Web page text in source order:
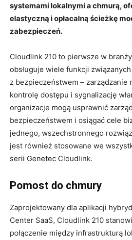
systemami lokalnymi a chmurą,
elastyczną i opłacalną ścieżkę
zabezpieczeń.
Cloudlink 210 to pierwsze w
obsługuje wiele funkcji związanych
z bezpieczeństwem – zarządzanie
kontrolę dostępu i sygnalizację
organizacje mogą usprawnić
bezpieczeństwem i osiągać cele
jednego, wszechstronnego
jest również stosowane we
serii Genetec Cloudlink.
Pomost do chmury
Zaprojektowany dla aplikacji
Center SaaS, Cloudlink 210
połączenie między infrastrukturą